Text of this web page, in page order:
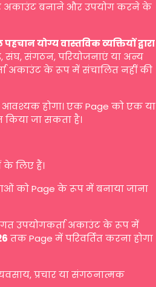
अकाउंट बनाने और उपयोग करने के
योग्य वास्तविक व्यक्तियों द्वारा
संघ, संगठन, परियोजनाएं या अन्य
अकाउंट के रूप में संचालित नहीं की
होगा। एक Page को एक या
किया जा सकता है।
के लिए हैं।
को Page के रूप में बनाया जाना
उपयोगकर्ता अकाउंट के रूप में
तक Page में परिवर्तित करना होगा
प्रचार या संगठनात्मक